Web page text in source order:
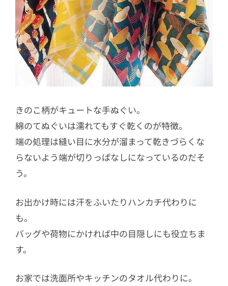
きのこ柄がキュートな手ぬぐい。
綿のてぬぐいは濡れてもすぐ乾くのが特徴。
端の処理は縫い目に水分が溜まって乾きづらくな
らないよう端が切りっぱなしになっているのだそ
う。
お出かけ時には汗をふいたりハンカチ代わりに
も。
バッグや荷物にかければ中の目隠しにも役立ちま
す。
お家では洗面所やキッチンのタオル代わりに。